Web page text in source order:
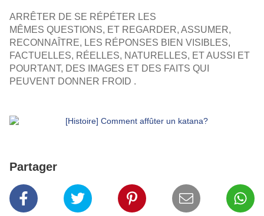
ARRÊTER DE SE RÉPÉTER LES
MÊMES QUESTIONS, ET REGARDER, ASSUMER,
RECONNAÎTRE, LES RÉPONSES BIEN VISIBLES,
FACTUELLES, RÉELLES, NATURELLES, ET AUSSI
ET
POURTANT, DES IMAGES ET DES FAITS QUI
PEUVENT DONNER FROID .
Partager